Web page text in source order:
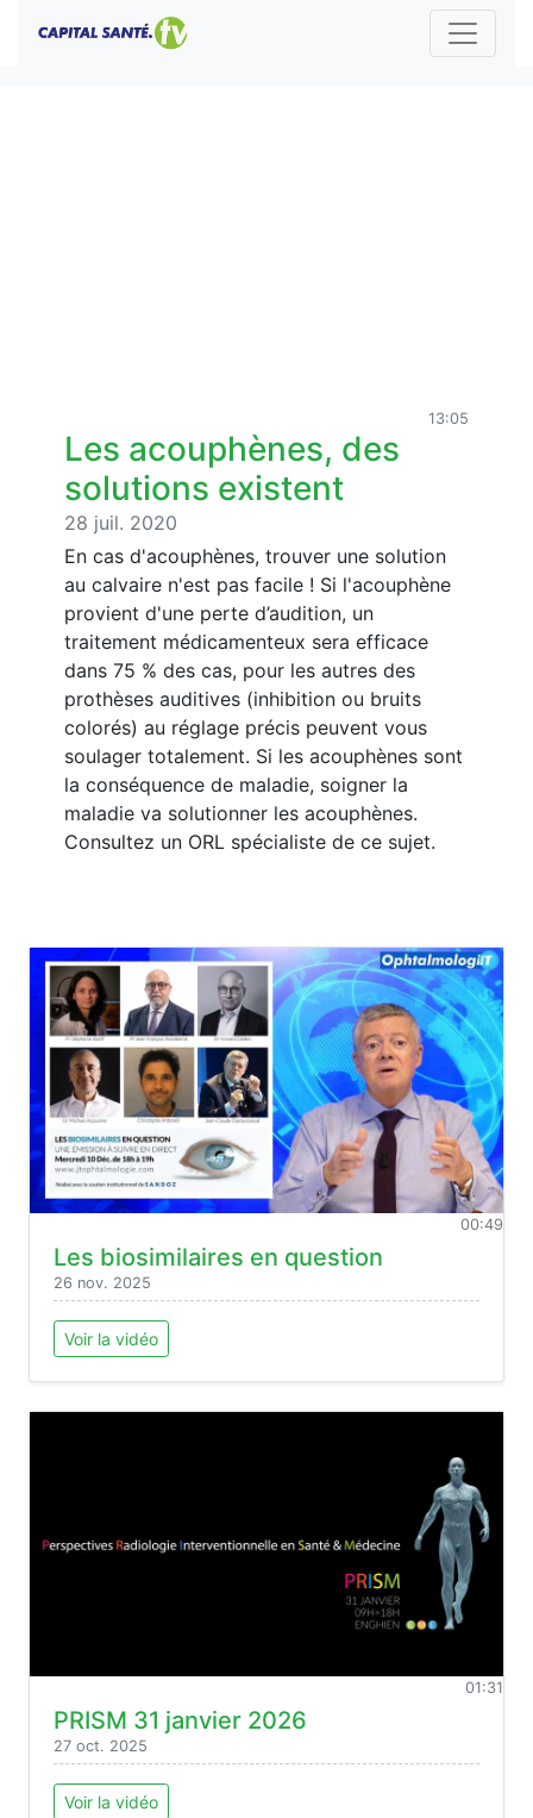
13:05
Les acouphènes, des
solutions existent
28 juil. 2020
En cas d'acouphènes, trouver une solution
au calvaire n'est pas facile ! Si l'acouphène
provient d'une perte d’audition, un
traitement médicamenteux sera efficace
dans 75 % des cas, pour les autres des
prothèses auditives (inhibition ou bruits
colorés) au réglage précis peuvent vous
soulager totalement. Si les acouphènes sont
la conséquence de maladie, soigner la
maladie va solutionner les acouphènes.
Consultez un ORL spécialiste de ce sujet.
00:49
Les biosimilaires en question
26 nov. 2025
Voir la vidéo
01:31
PRISM 31 janvier 2026
27 oct. 2025
Voir la vidéo